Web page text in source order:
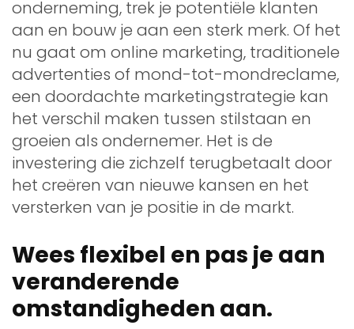
onderneming, trek je potentiële klanten
aan en bouw je aan een sterk merk. Of het
nu gaat om online marketing, traditionele
advertenties of mond-tot-mondreclame,
een doordachte marketingstrategie kan
het verschil maken tussen stilstaan en
groeien als ondernemer. Het is de
investering die zichzelf terugbetaalt door
het creëren van nieuwe kansen en het
versterken van je positie in de markt.
Wees flexibel en pas je aan
veranderende
omstandigheden aan.